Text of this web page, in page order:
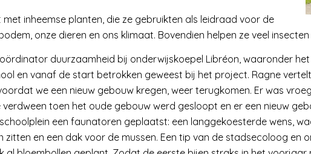
inheemse planten, die ze gebruikten als leidraad voor de
onze dieren en ons klimaat. Bovendien helpen ze veel
duurzaamheid bij onderwijskoepel Libréon, waaronder het
en vanaf de start betrokken geweest bij het project. Ragne
we een nieuw gebouw kregen, weer terugkomen. Er was
verdween toen het oude gebouw werd gesloopt en er een nieuw
een faunatoren geplaatst: een langgekoesterde wens,
zitten en een dak voor de mussen. Een tip van de stadsecoloog en